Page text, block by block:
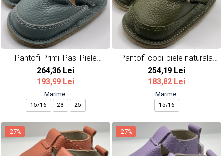
Pantofi Primii Pasi Piele
Naturala Mint
264,36 Lei
193,99 Lei
Marime:
15/16 23 25
Pantofi copii piele naturala
Army
254,19 Lei
183,82 Lei
Marime:
15/16
-27% -27%